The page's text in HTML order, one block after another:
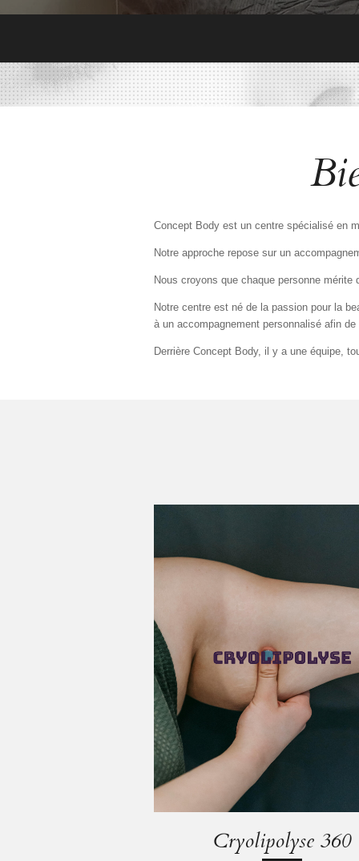
Concept Body est un centre spécialisé en
Notre approche repose sur un
Nous croyons que chaque personne
Notre centre est né de la passion pour la
à un accompagnement personnalisé afin
Derrière Concept Body, il y a une équipe,
Cryolipolyse 360